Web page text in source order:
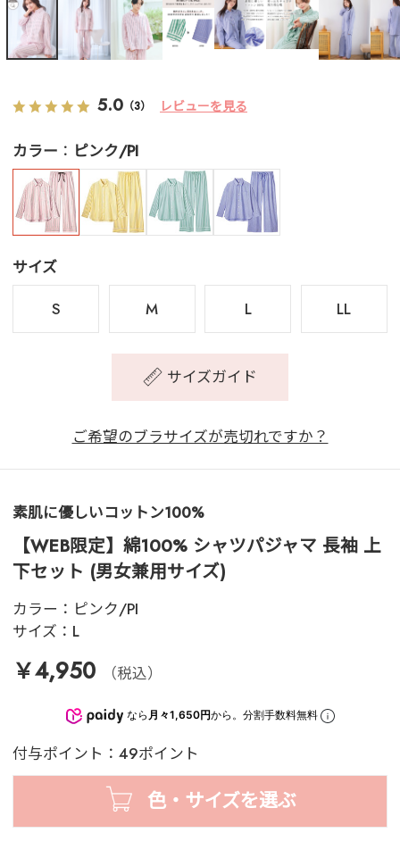
5.0 （3） レビューを見る
カラー ピンク/PI
サイズ
S
M L LL
サイズガイド
ご希望のブラサイズが売切れですか？
素肌に優しいコットン100%
【WEB限定】綿100% シャツパジャマ 長袖 上
下セット (男女兼用サイズ)
カラー： ピンク/PI
サイズ： L
￥4,950 （税込）
なら 月々1,650円から。分割手数料無料
付与ポイント：49ポイント
色・サイズを選ぶ